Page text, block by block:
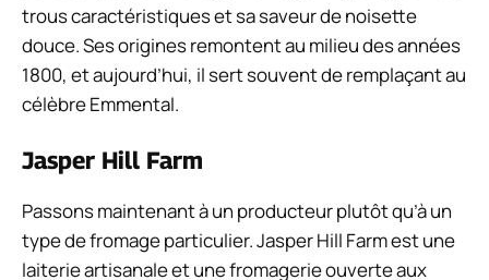
trous caractéristiques et sa saveur de noisette
douce. Ses origines remontent au milieu des années
1800, et aujourd’hui, il sert souvent de remplaçant au
célèbre Emmental.
Jasper Hill Farm
Passons maintenant à un producteur plutôt qu’à un
type de fromage particulier. Jasper Hill Farm est une
laiterie artisanale et une fromagerie ouverte aux